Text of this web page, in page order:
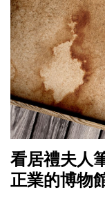
看居禮夫人
正業的博物